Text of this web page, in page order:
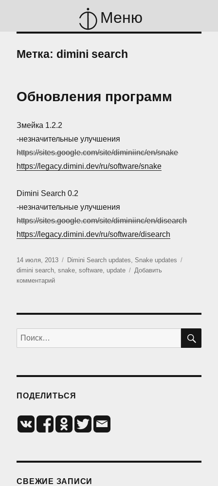
Меню
Метка: dimini search
Обновления программ
Змейка 1.2.2
-незначительные улучшения
https://sites.google.com/site/diminiinc/en/snake
https://legacy.dimini.dev/ru/software/snake
Dimini Search 0.2
-незначительные улучшения
https://sites.google.com/site/diminiinc/en/disearch
https://legacy.dimini.dev/ru/software/disearch
Опубликовано
14 июля, 2013 Рубрики
Dimini Search updates, Snake updates
dimini search,snake,software, update
Добавить
комментарийк
Искать:
ПОДЕЛИТЬСЯ
СВЕЖИЕ ЗАПИСИ